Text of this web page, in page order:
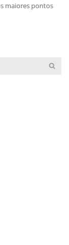
maiores pontos